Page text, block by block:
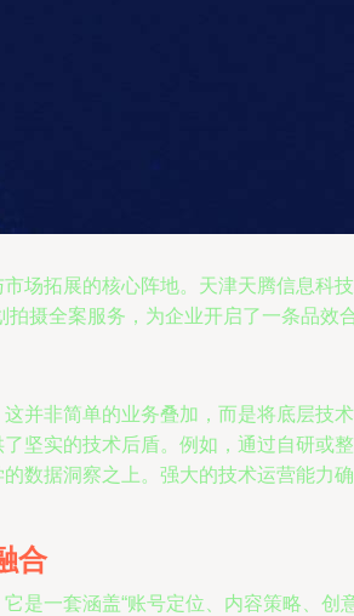
场拓展的核心阵地。天津天腾信息科
摄全案服务，为企业开启了一条品效
并非简单的业务叠加，而是将底层技
坚实的技术后盾。例如，通过自研或
数据洞察之上。强大的技术运营能力
合
是一套涵盖“账号定位、内容策略、创